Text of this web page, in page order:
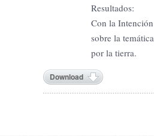
Resultados:
Con la
sobre la
por la tierra.
Download